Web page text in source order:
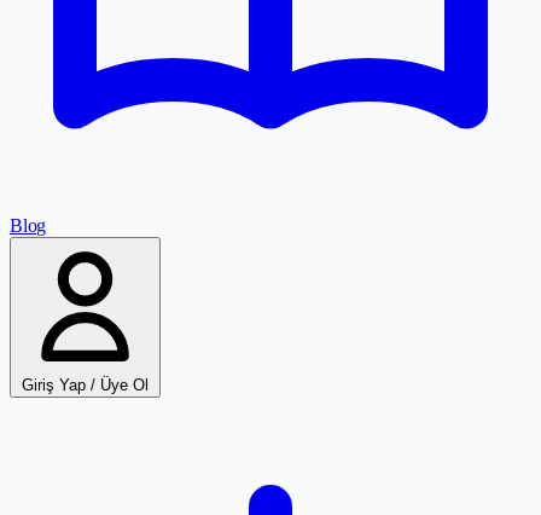
Blog
Giriş Yap / Üye Ol